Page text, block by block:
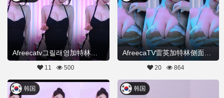
11 500
AfreecaTV雷英加特林侧面热舞20260402舞蹈剪辑
20 864
韩国 韩国